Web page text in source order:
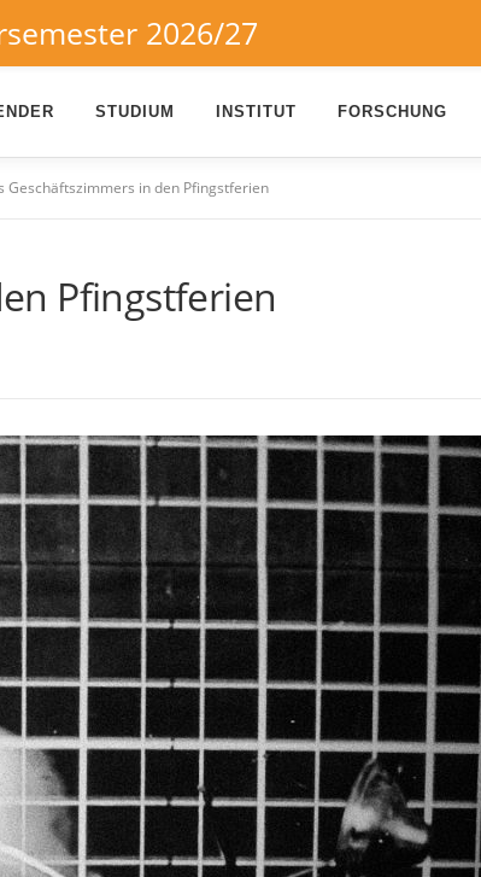
STUDIUM INSTITUT FORSCHUNG
Geschäftszimmers in den Pfingstferien
Pfingstferien
2026/27